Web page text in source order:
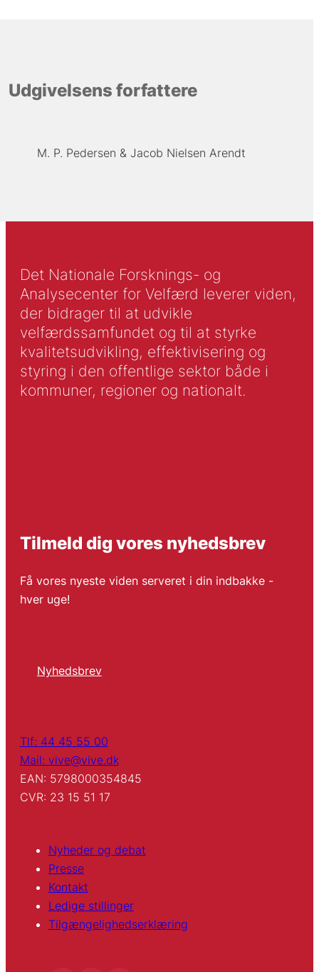
Udgivelsens forfattere
M. P. Pedersen Jacob Nielsen Arendt
Det Nationale Forsknings- og
Analysecenter for Velfærd leverer viden,
der bidrager til at udvikle
velfærdssamfundet og til at styrke
kvalitetsudvikling, effektivisering og
styring i den offentlige sektor både i
kommuner, regioner og nationalt.
Tilmeld dig vores nyhedsbrev
Få vores nyeste viden serveret i din indbakke -
hver uge!
Nyhedsbrev
Tlf: 44 45 55 00
Mail: vive@vive.dk
EAN: 5798000354845
CVR: 23 15 51 17
Nyheder og debat
Presse
Kontakt
Ledige stillinger
Tilgængelighedserklæring